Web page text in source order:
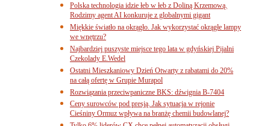
Polska technologia idzie łeb w łeb z Doliną Krzemową.
Rodzimy agent AI konkuruje z globalnymi gigant
Miękkie światło na okrągło. Jak wykorzystać okrągłe lampy
we wnętrzu?
Najbardziej puszyste miejsce tego lata w gdyńskiej Pijalni
Czekolady E.Wedel
Ostatni Mieszkaniowy Dzień Otwarty z rabatami do 20%
na całą ofertę w Grupie Murapol
Rozwiązania przeciwpaniczne BKS: dźwignia B-7404
Ceny surowców pod presją. Jak sytuacja w rejonie
Cieśniny Ormuz wpływa na branżę chemii budowlanej?